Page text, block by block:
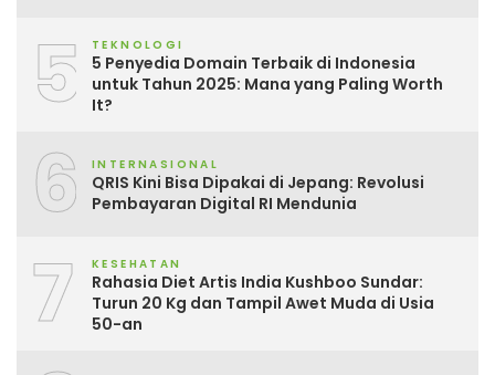
5 TEKNOLOGI
5 Penyedia Domain Terbaik di Indonesia
untuk Tahun 2025: Mana yang Paling Worth
It?
6 INTERNASIONAL
QRIS Kini Bisa Dipakai di Jepang: Revolusi
Pembayaran Digital RI Mendunia
7 KESEHATAN
Rahasia Diet Artis India Kushboo Sundar:
Turun 20 Kg dan Tampil Awet Muda di Usia
50-an